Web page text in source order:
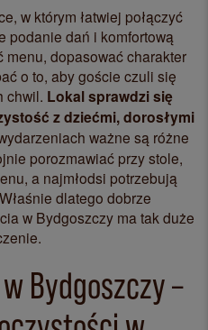
w którym łatwiej połączyć
podanie dań i komfortową
dopasować charakter
o to, aby goście czuli się
chwil. Lokal sprawdzi się
z dziećmi, dorosłymi
ważne są różne
porozmawiać przy stole,
a najmłodsi potrzebują
dlatego dobrze
w Bydgoszczy ma tak duże
Bydgoszczy –